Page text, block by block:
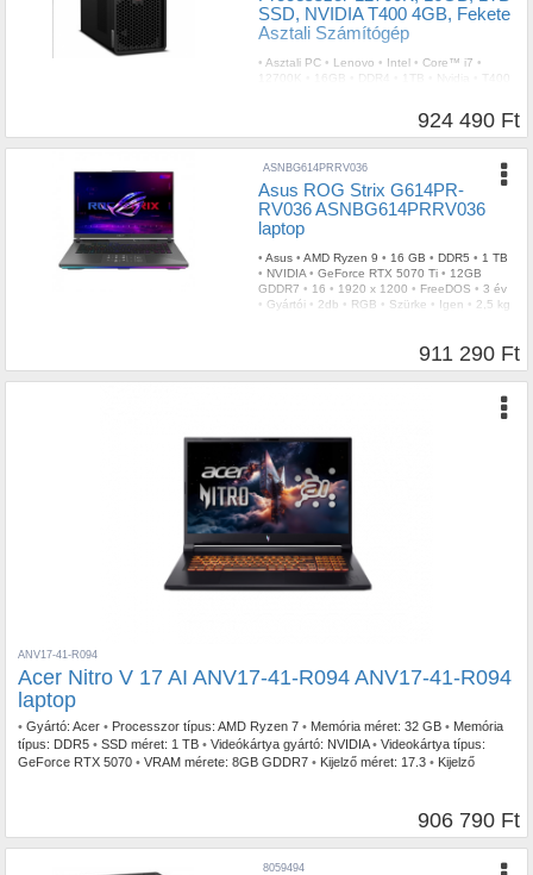
SSD, NVIDIA T400 4GB, Fekete
Asztali Számítógép
• Asztali PC • Lenovo • Intel • Core™ i7 •
12700K
16GB DDR4 1TB Nvidia
T400
924 490 Ft
ASNBG614PRRV036
Asus ROG Strix G614PR-
RV036 ASNBG614PRRV036
laptop
• Asus • AMD Ryzen 9 • 16 GB • DDR5 • 1 TB
• NVIDIA • GeForce RTX 5070 Ti • 12GB
GDDR7 • 16 • 1920 x 1200 • FreeDOS • 3 év
• Gyártói • 2db • RGB • Szürke • Igen • 2,5 kg
911 290 Ft
ANV17-41-R094
Acer Nitro V 17 AI ANV17-41-R094 ANV17-41-R094
laptop
• Gyártó: Acer • Processzor típus: AMD Ryzen 7 • Memória méret: 32 GB • Memória
típus: DDR5 • SSD méret: 1 TB • Videókártya gyártó: NVIDIA • Videokártya típus:
GeForce RTX 5070 • VRAM mérete: 8GB GDDR7 • Kijelző méret: 17.3 • Kijelző
906 790 Ft
8059494